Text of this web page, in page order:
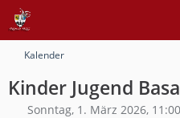
Kalender
Kinder Jugend
Sonntag, 1. März 2026,